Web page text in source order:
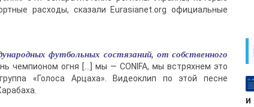
расходы, сказали Eurasianet.org официальные
футбольных состязаний, от собственного
чемпионом огня […] мы — CONIFA, мы встряхнем это
«Голоса Арцаха». Видеоклип по этой песне
и